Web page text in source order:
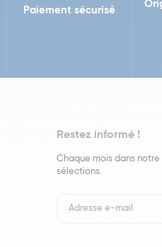
Paiement sécurisé
Restez informé !
Chaque mois dans
sélections.
Newsletter